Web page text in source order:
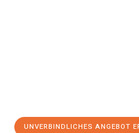
UNVERBINDLICHES ANGEBOT